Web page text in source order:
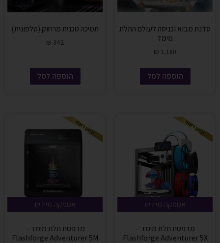
סדנת מבוא וכניסה לעולם התלת
מימד
₪ 1,160
הוספה לסל
תמיכה טכנית מרחוק (טלפונית)
₪ 342
הוספה לסל
אספקה מיידית
מדפסת תלת מימד –
Flashforge Adventurer 5X
אספקה מיידית
מדפסת תלת מימד –
Flashforge Adventurer 5M